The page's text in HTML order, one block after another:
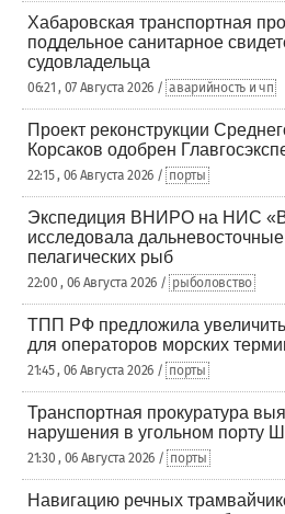
Хабаровская транспортная
поддельное санитарное
судовладельца
06:21 , 07 Августа 2026 / аварийность и чп
Проект реконструкции
Корсаков одобрен
22:15 , 06 Августа 2026 / порты
Экспедиция ВНИРО на НИС
исследовала
пелагических рыб
22:00 , 06 Августа 2026 / рыболовство
ТПП РФ предложила
для операторов морских
21:45 , 06 Августа 2026 / порты
Транспортная прокуратура
нарушения в угольном порту
21:30 , 06 Августа 2026 / порты
Навигацию речных